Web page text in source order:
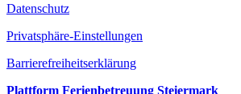
Datenschutz
Privatsphäre-Einstellungen
Barrierefreiheitserklärung
Plattform Ferienbetreuung Steiermark